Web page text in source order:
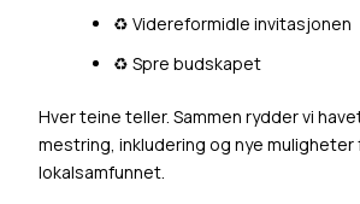
♻️ Videreformidle invitasjonen
♻️ Spre budskapet
Hver teine teller. Sammen rydder vi
mestring, inkludering og nye muligheter
lokalsamfunnet.